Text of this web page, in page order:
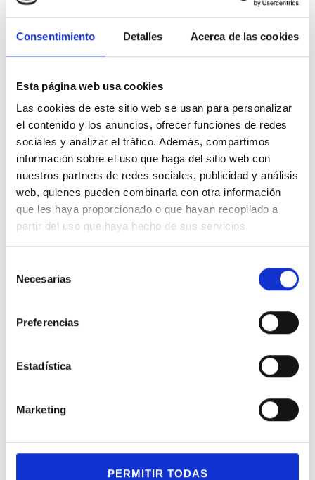
Consentimiento Detalles Acerca de las cookies
Esta página web usa cookies
Las cookies de este sitio web se usan para personalizar
el contenido y los anuncios, ofrecer funciones de redes
sociales y analizar el tráfico. Además, compartimos
información sobre el uso que haga del sitio web con
nuestros partners de redes sociales, publicidad y análisis
web, quienes pueden combinarla con otra información
que les haya proporcionado o que hayan recopilado a
partir del uso que haya hecho de sus servicios.
Necesarias
Preferencias
Estadística
Marketing
PERMITIR TODAS
diamantes (0.0460 ct) y un rubí (0.0174g) en oro rosa y
blanco. Peso oro: 4.36g.
Información adicional
Productos relacionados
Anillo Rafael
brillantes en oro
3.350,00
Anillo Dodo en